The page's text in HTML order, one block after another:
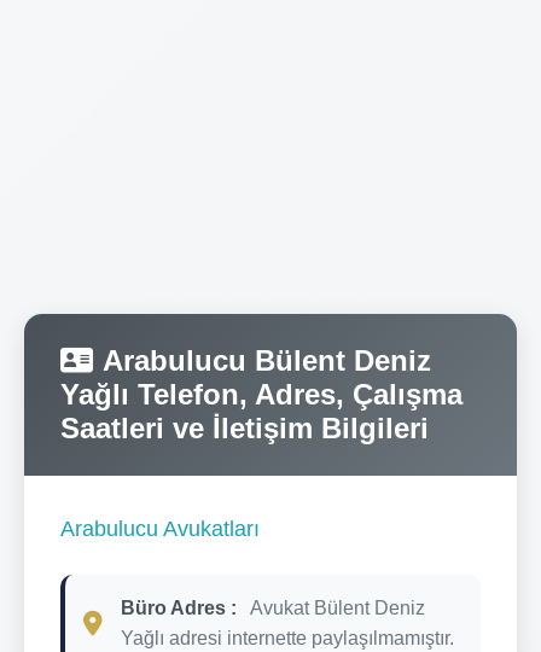
Arabulucu Bülent Deniz
Yağlı Telefon, Adres, Çalışma
Saatleri ve İletişim Bilgileri
Arabulucu Avukatları
Büro Adres :
Avukat Bülent Deniz
Yağlı adresi internette paylaşılmamıştır.